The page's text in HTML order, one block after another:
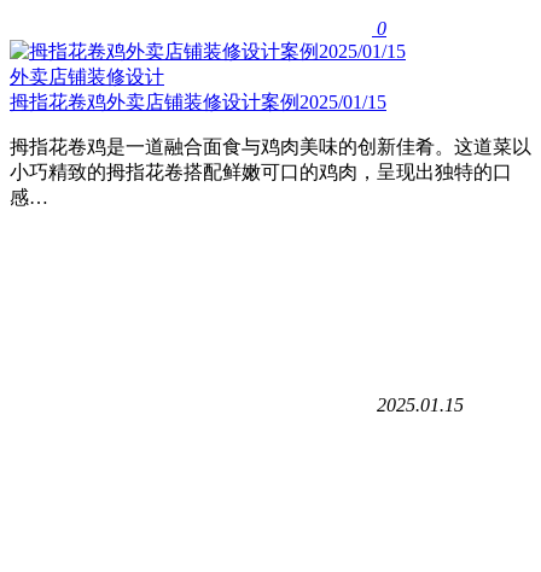
0
外卖店铺装修设计
拇指花卷鸡外卖店铺装修设计案例2025/01/15
拇指花卷鸡是一道融合面食与鸡肉美味的创新佳肴‌。这道菜以
小巧精致的拇指花卷搭配鲜嫩可口的鸡肉，呈现出独特的口
感…
2025.01.15